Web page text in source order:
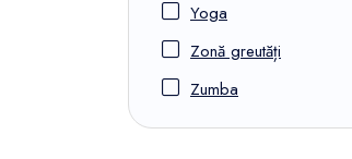
Yoga
Zonă greutăți
Zumba